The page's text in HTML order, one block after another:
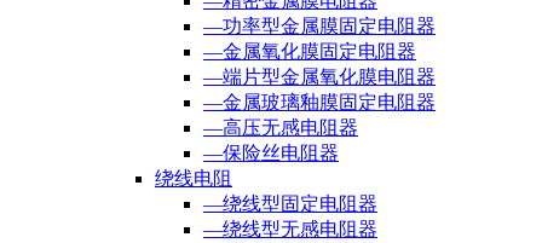
—功率型金属膜固定电阻器
—金属氧化膜固定电阻器
—端片型金属氧化膜电阻器
—金属玻璃釉膜固定电阻器
—高压无感电阻器
—保险丝电阻器
绕线电阻
—绕线型固定电阻器
—绕线型无感电阻器